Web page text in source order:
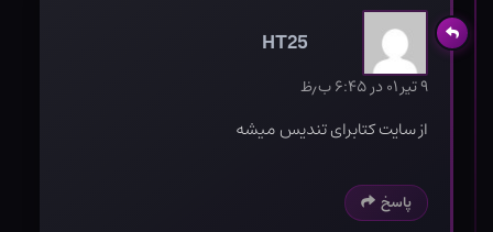
HT25
۹ تیر ۰۱ در ۶:۴۵ ب٫ظ
از سایت کتابرای تندیس میشه
پاسخ